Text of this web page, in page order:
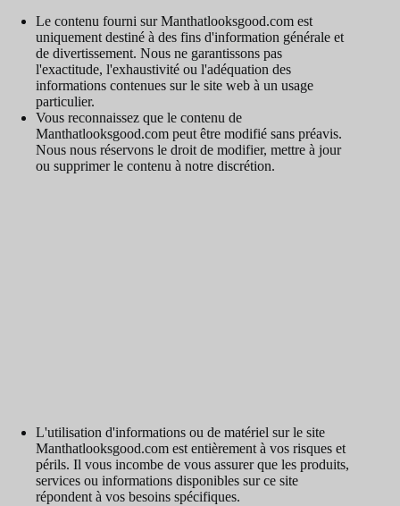
Le contenu fourni sur Manthatlooksgood.com est
uniquement destiné à des fins d'information générale et
de divertissement. Nous ne garantissons pas
l'exactitude, l'exhaustivité ou l'adéquation des
informations contenues sur le site web à un usage
particulier.
Vous reconnaissez que le contenu de
Manthatlooksgood.com peut être modifié sans préavis.
Nous nous réservons le droit de modifier, mettre à jour
ou supprimer le contenu à notre discrétion.
L'utilisation d'informations ou de matériel sur le site
Manthatlooksgood.com est entièrement à vos risques et
périls. Il vous incombe de vous assurer que les produits,
services ou informations disponibles sur ce site
répondent à vos besoins spécifiques.